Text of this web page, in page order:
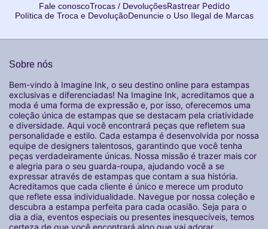
Fale conoscoTrocas / DevoluçõesRastrear Pedido
Política de Troca e DevoluçãoDenuncie o Uso Ilegal de Marcas
Sobre nós
Bem-vindo à Imagine Ink, o seu destino online para estampas
exclusivas e diferenciadas! Na Imagine Ink, acreditamos que a
moda é uma forma de expressão e, por isso, oferecemos uma
coleção única de estampas que se destacam pela criatividade
e diversidade. Aqui você encontrará peças que refletem sua
personalidade e estilo. Cada estampa é desenvolvida por nossa
equipe de designers talentosos, garantindo que você tenha
peças verdadeiramente únicas. Nossa missão é trazer mais cor
e alegria para o seu guarda-roupa, ajudando você a se
expressar através de estampas que contam a sua história.
Acreditamos que cada cliente é único e merece um produto
que reflete essa individualidade. Navegue por nossa coleção e
descubra a estampa perfeita para cada ocasião. Seja para o
dia a dia, eventos especiais ou presentes inesquecíveis, temos